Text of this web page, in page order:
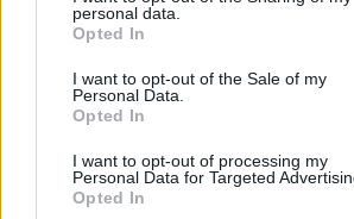
grant or deny consent to Google and its
use your data for below specified
consent section.
personal data.
Opted In
I want to opt-out of the Sale of my
Personal Data.
Opted In
I want to opt-out of processing my
Personal Data for Targeted
Opted In
Komično velika veličina
699,051)
Još uvijek se uploaduje... ;-)
Opis slike